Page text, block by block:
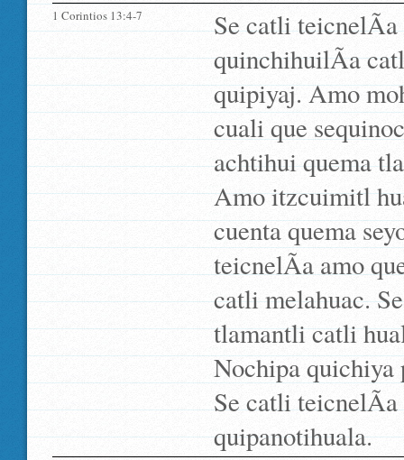
1 Corintios 13:4-7
Se catli
quinchihuilÃ­a
quipiyaj. Amo
cuali que
achtihui quema
Amo itzcuimitl
cuenta quema
teicnelÃ­a amo
catli melahuac.
tlamantli catli
Nochipa quichiya
Se catli
quipanotihuala.